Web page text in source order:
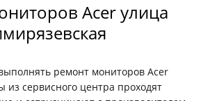
Acer улица
ремонт мониторов Acer
из сервисного центра проходят